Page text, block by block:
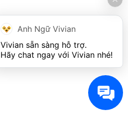
Anh Ngữ Vivian
Vivian sẵn sàng hỗ trợ.
Hãy chat ngay với Vivian nhé!